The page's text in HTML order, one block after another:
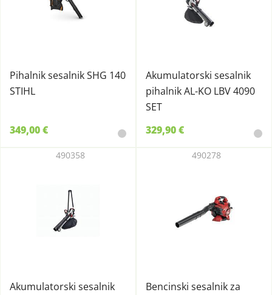
Pihalnik sesalnik SHG 140
STIHL
349,00 €
Akumulatorski sesalnik
pihalnik AL-KO LBV 4090
SET
329,90 €
Akumulatorski sesalnik
490358
Bencinski sesalnik za
490278